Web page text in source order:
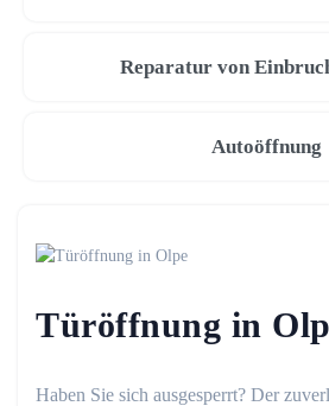
Reparatur von
Autoöffnung
Türöffnung in
Haben Sie sich ausgesperrt? Der